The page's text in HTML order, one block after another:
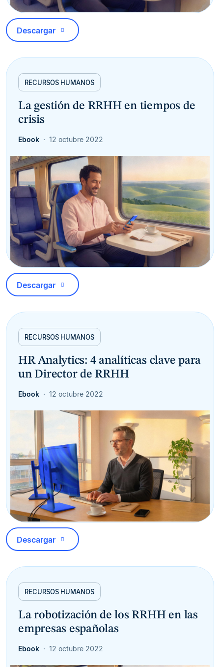
Descargar
RECURSOS HUMANOS
La gestión de RRHH en tiempos de
crisis
Ebook 12 octubre 2022
Descargar
RECURSOS HUMANOS
HR Analytics: 4 analíticas clave para
un Director de RRHH
Ebook 12 octubre 2022
Descargar
RECURSOS HUMANOS
La robotización de los RRHH en las
empresas españolas
Ebook 12 octubre 2022